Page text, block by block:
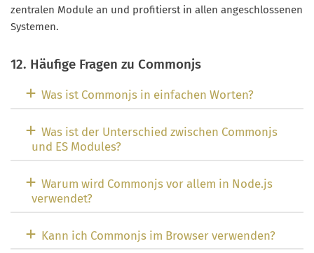
zentralen Module an und profitierst in allen angeschlossenen
Systemen.
12. Häufige Fragen zu Commonjs
Was ist Commonjs in einfachen Worten?
Was ist der Unterschied zwischen Commonjs
und ES Modules?
Warum wird Commonjs vor allem in Node.js
verwendet?
Kann ich Commonjs im Browser verwenden?